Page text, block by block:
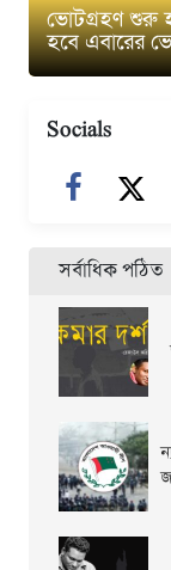
ভোটগ্রহণ শুরু
হবে এবারের
Socials
সর্বাধিক পঠিত